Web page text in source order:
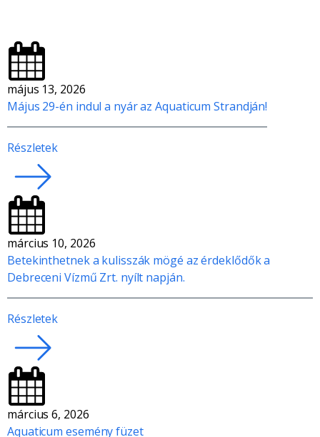
május 13, 2026
Május 29-én indul a nyár az Aquaticum Strandján!
Részletek
március 10, 2026
Betekinthetnek a kulisszák mögé az érdeklődők a
Debreceni Vízmű Zrt. nyílt napján.
Részletek
március 6, 2026
Aquaticum esemény füzet